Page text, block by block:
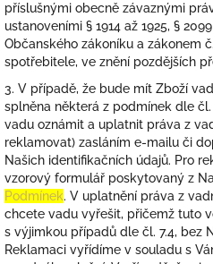
příslušnými obecně závaznými
ustanoveními § 1914 až 1925, § 2099
Občanského zákoníku a zákonem
spotřebitele, ve znění pozdějších
3. V případě, že bude mít Zboží
splněna některá z podmínek dle čl.
vadu oznámit a uplatnit práva z
reklamovat) zasláním e-mailu či
Našich identifikačních údajů. Pro
vzorový formulář poskytovaný z
Podmínek. V uplatnění práva z
chcete vadu vyřešit, přičemž tuto
s výjimkou případů dle čl. 7.4, bez
Reklamaci vyřídíme v souladu s